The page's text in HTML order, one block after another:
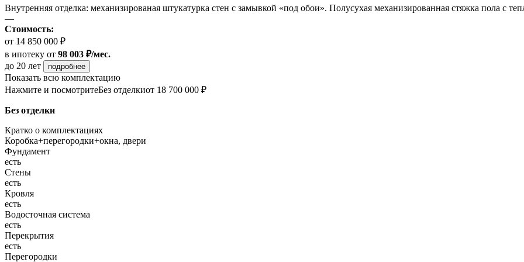
Внутренняя отделка: механизированая штукатурка стен с замывкой «под обои». Полусухая механизированная стяжка пола с
—
Стоимость:
от 14 850 000 ₽
в ипотеку от 98 003 ₽/мес.
до 20 лет
подробнее
Показать всю комплектацию
Нажмите и посмотритеБез отделкиот 18 700 000 ₽
Без отделки
Кратко о комплектациях
Коробка+перегородки+окна, двери
Фундамент
есть
Стены
есть
Кровля
есть
Водосточная система
есть
Перекрытия
есть
Перегородки